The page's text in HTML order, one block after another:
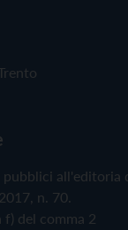
all'editoria
n. 70.
f) del comma 2